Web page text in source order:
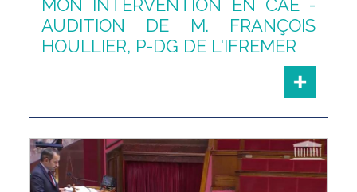
MON INTERVENTION EN CAE -
AUDITION DE M. FRANÇOIS
HOULLIER, P-DG DE L'IFREMER